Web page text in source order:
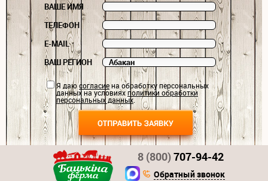
ВАШЕ ИМЯ
ТЕЛЕФОН
E-MAIL
ВАШ РЕГИОН
Я даюсогласиена обработку персональных
данных на условияхполитики обработки
персональных данных.
8 (800)707-94-42
Обратный звонок